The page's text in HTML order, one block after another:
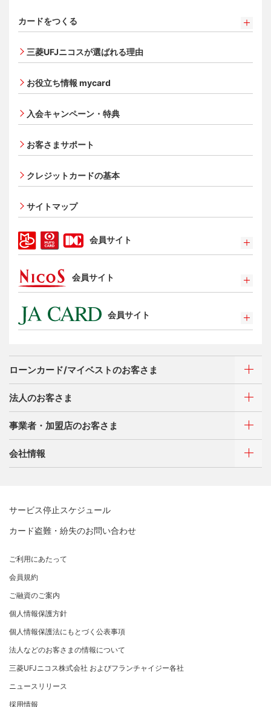
カードをつくる
三菱ＵＦＪカード
三菱ＵＦＪカード・プラチナ・アメリカン・エキスプレ
オンライン入会申し込みの流れ
追加できるカード・機能
UnionPay（銀聯）カード
ETCカード
エクスプレス予約サービス（プラスEX会員）
タッチ決済
三菱UFJニコスが選ばれる理由
お役立ち情報 mycard
入会キャンペーン・特典
お客さまサポート
クレジットカードの基本
サイトマップ
会員サイト
特典・サービス
選べるお支払方法
カードローン・キャッシング
お客さまサポート
会員サイト
特典・サービス
選べるお支払方法
お客さまサポート
サイトマップ
会員サイト
特典・サービス
選べるお支払方法
お客さまサポート
サイトマップ
ローンカード/マイベストのお客さま
ご利用・お支払い方法
ATMネットワーク
借入時残高スライドリボルビング方式
各種照会・お手続き
三菱UFJニコス ローンカード 各種規約
法人のお客さま
三菱ＵＦＪカード会員の方
NICOSカード会員の方
プラチナ会員さま専用の特別なサービス Platinum
Special Service
大規模企業のお客さまだけにご利用いただけるサービス
各種照会・お手続き
法人のお客さま サイトマップ
法人向けポータルサイト
事業者・加盟店のお客さま
お取り扱いいただけるカード情報とお支払い情報
加盟店規約/その他ご注意事項
個人情報のお取り扱いに関するお願い
[EC加盟店さまへ] 情報漏えい対策のお願い
[EC加盟店さまへ] 不正ログイン対策のお願い
サービス・ソリューション
ト）
セキュリティサービス
よくあるご質問
事業者・加盟店のお客さま
法人向けポータルサイト
会社情報
三菱UFJニコスについて
経営ビジョン・行動規範
企業姿勢・ポリシー
コンプライアンス
コーポレートガバナンスについて
情報セキュリティの取り組み
リスク管理
マネー・ローンダリングおよびテロ資金供与等の対策に
関する取り組み
個人情報保護方針
クレジットポリシー
金融商品販売などの勧誘方針
サステナビリティへの取り組み
サステナビリティへの取り組み
SDGsの達成に向けて
復興支援活動
お客さまに寄り添う
従業員とともに
MUFGグループ/サステナビリティサイト
ニュースリリース
お問い合わせ
重要なお知らせ
サービス停止スケジュール
カード盗難・紛失のお問い合わせ
ご利用にあたって
会員規約
ご融資のご案内
個人情報保護方針
個人情報保護法にもとづく公表事項
法人などのお客さまの情報について
三菱UFJニコス株式会社 およびフランチャイジー各社
ニュースリリース
採用情報